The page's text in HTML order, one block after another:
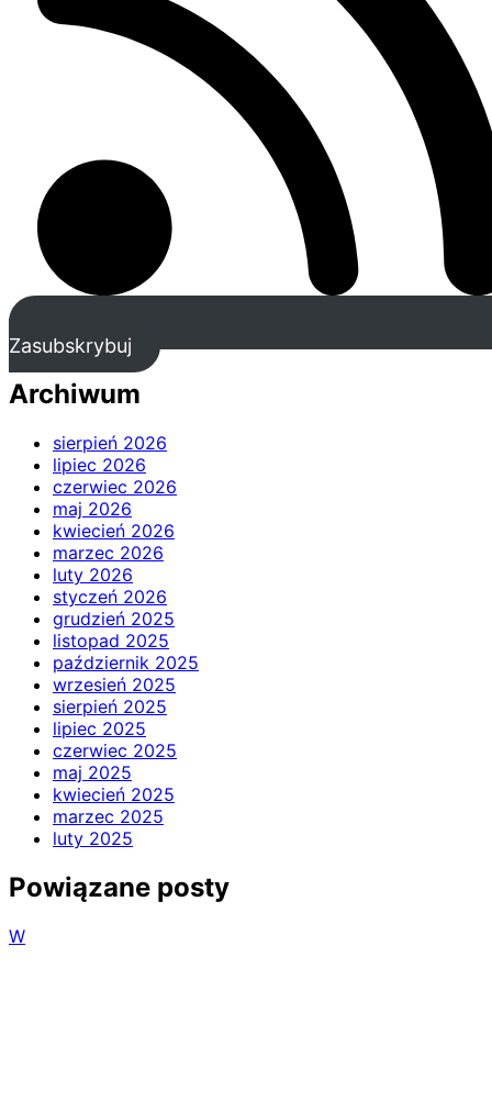
Zasubskrybuj
Archiwum
sierpień 2026
lipiec 2026
czerwiec 2026
maj 2026
kwiecień 2026
marzec 2026
luty 2026
styczeń 2026
grudzień 2025
listopad 2025
październik 2025
wrzesień 2025
sierpień 2025
lipiec 2025
czerwiec 2025
maj 2025
kwiecień 2025
marzec 2025
luty 2025
Powiązane posty
W